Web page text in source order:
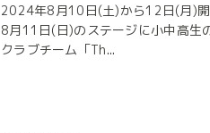
2024年8月10日(土)から12日(月)
8月11日(日)のステージに小中高生
クラブチーム「Th...